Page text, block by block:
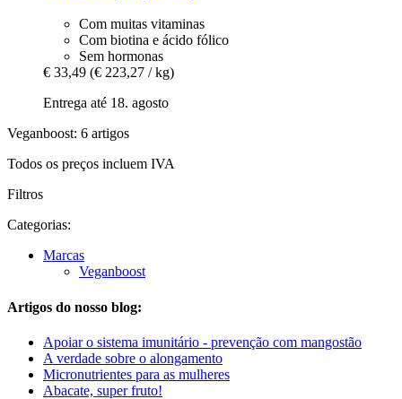
Com muitas vitaminas
Com biotina e ácido fólico
Sem hormonas
€ 33,49 (€ 223,27 / kg)
Entrega até 18. agosto
Veganboost: 6 artigos
Todos os preços incluem IVA
Filtros
Categorias:
Marcas
Veganboost
Artigos do nosso blog:
Apoiar o sistema imunitário - prevenção com mangostão
A verdade sobre o alongamento
Micronutrientes para as mulheres
Abacate, super fruto!